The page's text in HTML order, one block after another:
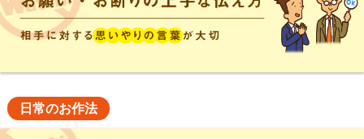
日常のお作法